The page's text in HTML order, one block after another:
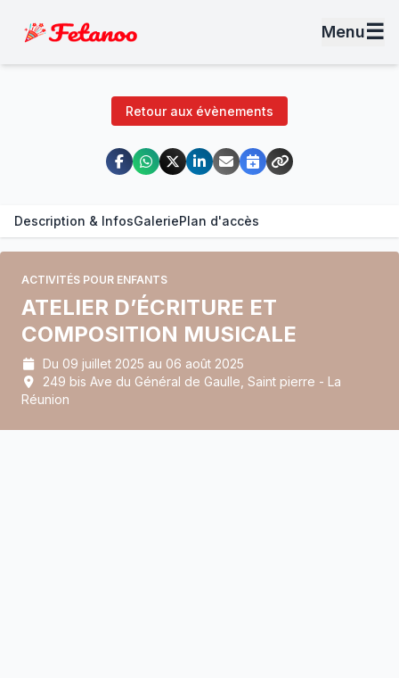
Menu☰
Retour aux évènements
Description & InfosGaleriePlan d'accès
ACTIVITÉS POUR ENFANTS
ATELIER D’ÉCRITURE ET
COMPOSITION MUSICALE
Du 09 juillet 2025 au 06 août 2025
249 bis Ave du Général de Gaulle, Saint pierre - La
Réunion